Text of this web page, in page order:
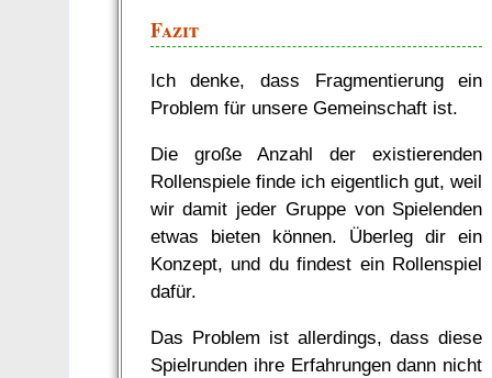
Fazit
Ich denke, dass Fragmentierung ein
Problem für unsere Gemeinschaft ist.
Die große Anzahl der existierenden
Rollenspiele finde ich eigentlich gut, weil
wir damit jeder Gruppe von Spielenden
etwas bieten können. Überleg dir ein
Konzept, und du findest ein Rollenspiel
dafür.
Das Problem ist allerdings, dass diese
Spielrunden ihre Erfahrungen dann nicht